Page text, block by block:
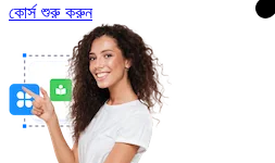
কোর্স শুরু করুন